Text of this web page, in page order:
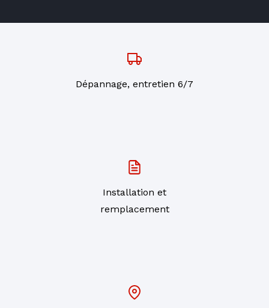
Dépannage, entretien 6/7
Installation et
remplacement